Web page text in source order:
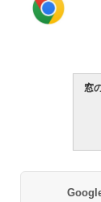
窓